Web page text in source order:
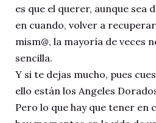
es que el querer, aunque sea
en cuando, volver a
mism@, la mayoría de veces
sencilla.
Y si te dejas mucho, pues
ello están los Angeles
Pero lo que hay que tener en